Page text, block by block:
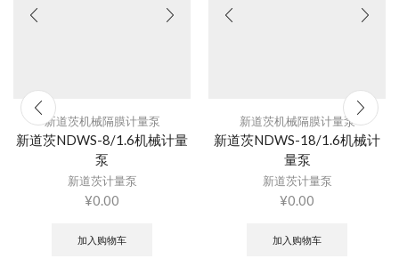
新道茨机械隔膜计量泵
新道茨NDWS-8/1.6机械计量
泵
新道茨计量泵
¥0.00
加入购物车
新道茨机械隔膜计量泵
新道茨NDWS-18/1.6机械计
量泵
新道茨计量泵
¥0.00
加入购物车